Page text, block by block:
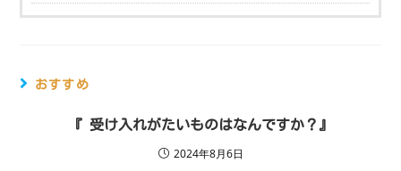
おすすめ
『 受け入れがたいものはなんですか？』
2024年8月6日